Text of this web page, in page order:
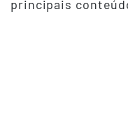
principais